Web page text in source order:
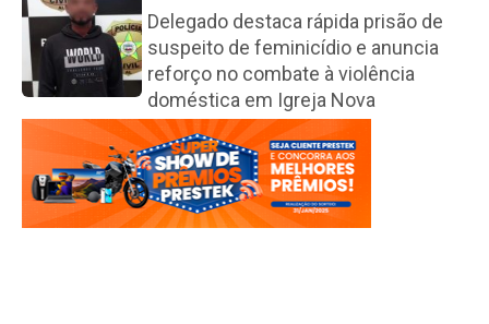
Delegado destaca rápida prisão de
suspeito de feminicídio e anuncia
reforço no combate à violência
doméstica em Igreja Nova